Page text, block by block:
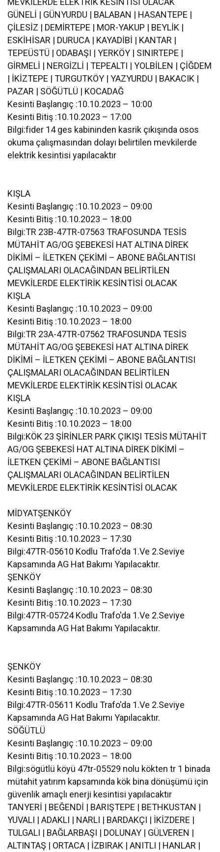
GÜNELİ | GÜNYURDU | BALABAN | HASANTEPE |
ÇİLESİZ | DEMİRTEPE | MOR-YAKUP | BEYLİK |
ESKİHİSAR | DURUCA | KAYADİBİ | KANTAR |
TEPEÜSTÜ | ODABAŞI | YERKÖY | SINIRTEPE |
GİRMELİ | NERGİZLİ | TEPEALTI | YOLBİLEN | ÇİĞDEM
| İKİZTEPE | TURGUTKÖY | YAZYURDU | BAKACIK |
PAZAR | SÖĞÜTLÜ | KOCADAĞ
Kesinti Başlangıç :10.10.2023 – 10:00
Kesinti Bitiş :10.10.2023 – 17:00
Bilgi:fider 14 ges kabininden kasrik çıkışında osos
okuma çalışmasından dolayı belirtilen mevkilerde
elektrik kesintisi yapılacaktır
KIŞLA
Kesinti Başlangıç :10.10.2023 – 09:00
Kesinti Bitiş :10.10.2023 – 18:00
Bilgi:TR 23B-47TR-07563 TRAFOSUNDA TESİS
MÜTAHİT AG/OG ŞEBEKESİ HAT ALTINA DİREK
DİKİMİ – İLETKEN ÇEKİMİ – ABONE BAĞLANTISI
ÇALIŞMALARI OLACAĞINDAN BELİRTİLEN
MEVKİLERDE ELEKTİRİK KESİNTİSİ OLACAK
KIŞLA
Kesinti Başlangıç :10.10.2023 – 09:00
Kesinti Bitiş :10.10.2023 – 18:00
Bilgi:TR 23A-47TR-07562 TRAFOSUNDA TESİS
MÜTAHİT AG/OG ŞEBEKESİ HAT ALTINA DİREK
DİKİMİ – İLETKEN ÇEKİMİ – ABONE BAĞLANTISI
ÇALIŞMALARI OLACAĞINDAN BELİRTİLEN
MEVKİLERDE ELEKTİRİK KESİNTİSİ OLACAK
KIŞLA
Kesinti Başlangıç :10.10.2023 – 09:00
Kesinti Bitiş :10.10.2023 – 18:00
Bilgi:KÖK 23 ŞİRİNLER PARK ÇIKIŞI TESİS MÜTAHİT
AG/OG ŞEBEKESİ HAT ALTINA DİREK DİKİMİ –
İLETKEN ÇEKİMİ – ABONE BAĞLANTISI
ÇALIŞMALARI OLACAĞINDAN BELİRTİLEN
MEVKİLERDE ELEKTİRİK KESİNTİSİ OLACAK
MİDYATŞENKÖY
Kesinti Başlangıç :10.10.2023 – 08:30
Kesinti Bitiş :10.10.2023 – 17:30
Bilgi:47TR-05610 Kodlu Trafo'da 1.Ve 2.Seviye
Kapsamında AG Hat Bakımı Yapılacaktır.
ŞENKÖY
Kesinti Başlangıç :10.10.2023 – 08:30
Kesinti Bitiş :10.10.2023 – 17:30
Bilgi:47TR-05724 Kodlu Trafo'da 1.Ve 2.Seviye
Kapsamında AG Hat Bakımı Yapılacaktır.
ŞENKÖY
Kesinti Başlangıç :10.10.2023 – 08:30
Kesinti Bitiş :10.10.2023 – 17:30
Bilgi:47TR-05611 Kodlu Trafo'da 1.Ve 2.Seviye
Kapsamında AG Hat Bakımı Yapılacaktır.
SÖĞÜTLÜ
Kesinti Başlangıç :10.10.2023 – 09:00
Kesinti Bitiş :10.10.2023 – 18:00
Bilgi:sögütlü köyü 47tr-05529 nolu kökten tr 1 binada
mütahit yatırım kapsamında kök bina dönüşümü için
güvenlik amaçlı enerji kesintisi yapılacaktır
TANYERİ | BEĞENDİ | BARIŞTEPE | BETHKUSTAN |
YUVALI | ADAKLI | NARLI | BARDAKÇI | İKİZDERE |
TULGALI | BAĞLARBAŞI | DOLUNAY | GÜLVEREN |
ALTINTAŞ | ORTACA | İZBIRAK | ANITLI | HANLAR |